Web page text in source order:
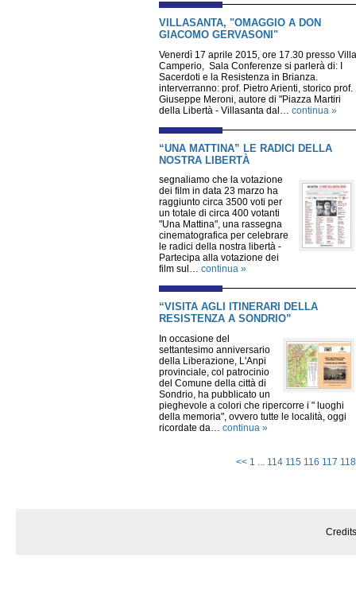
VILLASANTA, "OMAGGIO A DON
GIACOMO GERVASONI"
Venerdì 17 aprile 2015, ore 17.30 presso Villa
Camperio, Sala Conferenze si parlerà di: I
Sacerdoti e la Resistenza in Brianza.
interverranno: prof. Pietro Arienti, storico prof.
Giuseppe Meroni, autore di "Piazza Martiri
della Libertà - Villasanta dal… continua »
“UNA MATTINA” LE RADICI DELLA
NOSTRA LIBERTÀ
segnaliamo che la votazione
dei film in data 23 marzo ha
raggiunto circa 3500 voti per
un totale di circa 400 votanti
"Una Mattina", una rassegna
cinematografica per celebrare
le radici della nostra libertà -
Partecipa alla votazione dei
film sul… continua »
“VISITA AGLI ITINERARI DELLA
RESISTENZA A SONDRIO”
In occasione del
settantesimo anniversario
della Liberazione, L'Anpi
provinciale, col patrocinio
del Comune della città di
Sondrio, ha pubblicato un
pieghevole a colori che ripercorre i " luoghi
della memoria", ovvero tutte le località, oggi
ricordate da… continua »
<< 1 ... 114 115 116 117 118